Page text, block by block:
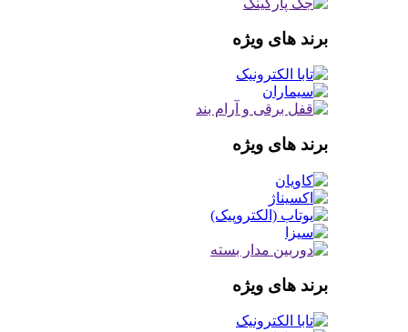
برند های ویژه
برند های ویژه
برند های ویژه